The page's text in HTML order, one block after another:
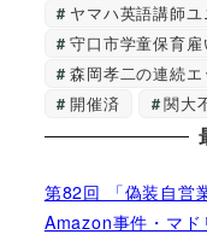
ヤマハ英語講師ユ
守口市学童保育
森岡孝二の連続エ
開催済
関大
第82回 「偽装自営
Amazon事件・マ